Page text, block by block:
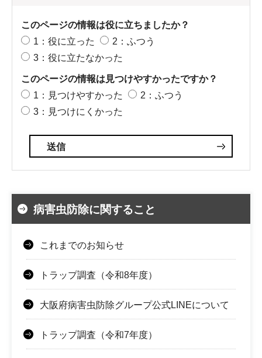
このページの情報は役に立ちましたか？
1：役に立った
2：ふつう
3：役に立たなかった
このページの情報は見つけやすかったですか？
1：見つけやすかった
2：ふつう
3：見つけにくかった
病害虫防除に関すること
これまでのお知らせ
トラップ調査（令和8年度）
大阪府病害虫防除グループ公式LINEについて
トラップ調査（令和7年度）